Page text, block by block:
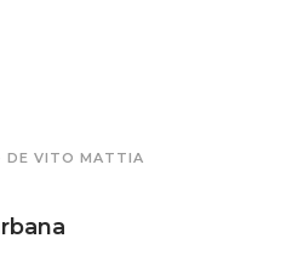
DE VITO MATTIA